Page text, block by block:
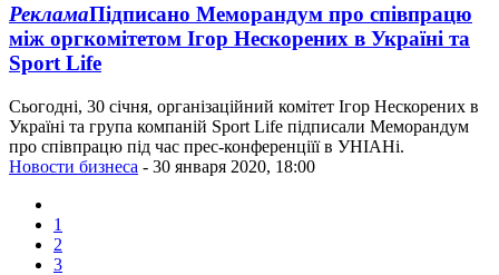
РекламаПідписано Меморандум про співпрацю
між оргкомітетом Ігор Нескорених в Україні та
Sport Life
Сьогодні, 30 січня, організаційний комітет Ігор Нескорених в
Україні та група компаній Sport Life підписали Меморандум
про співпрацю під час прес-конференціїї в УНІАНі.
Новости бизнеса - 30 января 2020, 18:00
1
2
3